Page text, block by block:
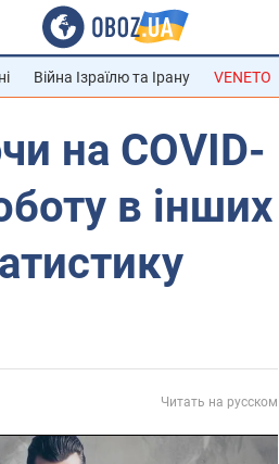
Війна Ізраїлю та Ірану VENETO
на COVID-
в інших
Читать на русском